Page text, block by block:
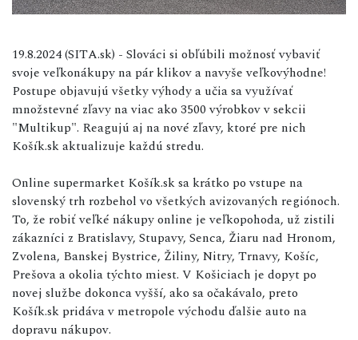
19.8.2024 (SITA.sk) - Slováci si obľúbili možnosť vybaviť
svoje veľkonákupy na pár klikov a navyše veľkovýhodne!
Postupe objavujú všetky výhody a učia sa využívať
množstevné zľavy na viac ako 3500 výrobkov v sekcii
"Multikup". Reagujú aj na nové zľavy, ktoré pre nich
Košík.sk aktualizuje každú stredu.
Online supermarket Košík.sk sa krátko po vstupe na
slovenský trh rozbehol vo všetkých avizovaných regiónoch.
To, že robiť veľké nákupy online je veľkopohoda, už zistili
zákazníci z Bratislavy, Stupavy, Senca, Žiaru nad Hronom,
Zvolena, Banskej Bystrice, Žiliny, Nitry, Trnavy, Košíc,
Prešova a okolia týchto miest. V Košiciach je dopyt po
novej službe dokonca vyšší, ako sa očakávalo, preto
Košík.sk pridáva v metropole východu ďalšie auto na
dopravu nákupov.